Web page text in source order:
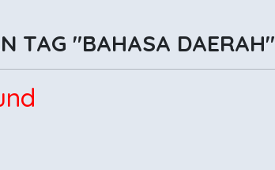
TAG "BAHASA DAERAH"